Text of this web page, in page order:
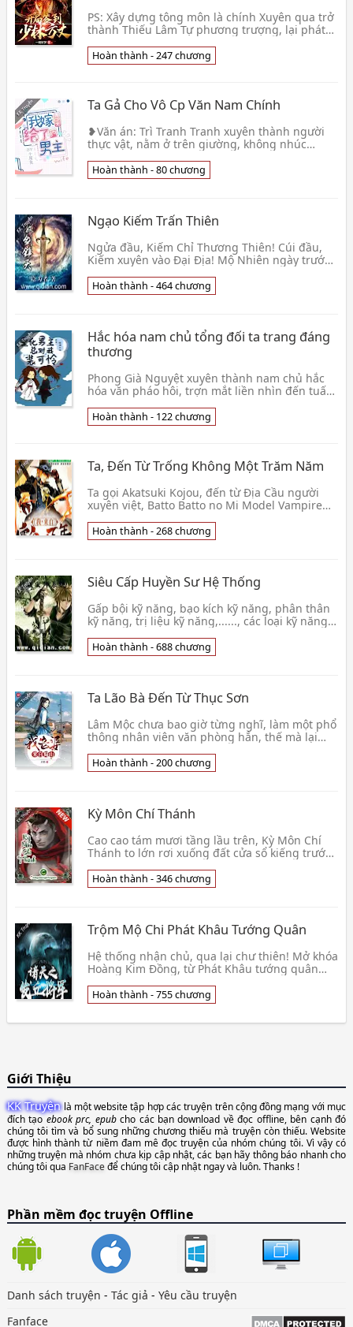
PS: Xây dựng tông môn là chính Xuyên qua trở
thành Thiếu Lâm Tự phương trượng, lại phát
Thừa👦 Nhất Triều Hảo Mộng
Hoàn thành - 247 chương
Ta Gả Cho Vô Cp Văn Nam Chính
❥Văn án: Trì Tranh Tranh xuyên thành người
thực vật, nằm ở trên giường, không nhúc
tiểu thuyết. .👦 Thập Vĩ Thố
Hoàn thành - 80 chương
Ngạo Kiếm Trấn Thiên
Ngửa đầu, Kiếm Chỉ Thương Thiên! Cúi đầu,
Kiếm xuyên vào Đại Địa! Mộ Nhiên ngày trước,
Thiên Hạ, c👦 Ẩn Vi Giả
Hoàn thành - 464 chương
Hắc hóa nam chủ tổng đối ta trang đáng
thương
Phong Già Nguyệt xuyên thành nam chủ hắc
hóa văn pháo hôi, trợn mắt liền nhìn đến tuấn
Nàng còn b👦 Điềm Tửu Bán Biên
Hoàn thành - 122 chương
Ta, Đến Từ Trống Không Một Trăm Năm
Ta gọi Akatsuki Kojou, đến từ Địa Cầu người
xuyên việt, Batto Batto no Mi Model Vampire
Hougyok👦 Bất Nhị Tặc
Hoàn thành - 268 chương
Siêu Cấp Huyền Sư Hệ Thống
Gấp bội kỹ năng, bạo kích kỹ năng, phân thân
kỹ năng, trị liệu kỹ năng,......, các loại kỹ năng
👦 Đỉnh Định Cửu Thiên
Hoàn thành - 688 chương
Ta Lão Bà Đến Từ Thục Sơn
Lâm Mộc chưa bao giờ từng nghĩ, làm một phổ
thông nhân viên văn phòng hắn, thế mà lại
tự xưng 👦 Quang Ảnh
Hoàn thành - 200 chương
Kỳ Môn Chí Thánh
Cao cao tám mươi tầng lầu trên, Kỳ Môn Chí
Thánh to lớn rơi xuống đất cửa sổ kiếng trước,
đứng ở👦 Thái Sư Nga Bạch
Hoàn thành - 346 chương
Trộm Mộ Chi Phát Khâu Tướng Quân
Hệ thống nhận chủ, qua lại chư thiên! Mở khóa
Hoàng Kim Đồng, từ Phát Khâu tướng quân
điện dưới lò👦 Mặc Trì Dũng Tuyền
Hoàn thành - 755 chương
Giới Thiệu
KK Truyệnlà một website tập hợp các truyện trên cộng đồng mạng với mục
đích tạoebook prc, epubcho các bạn download về đọc offline, bên cạnh đó
chúng tôi tìm và bổ sung những chương thiếu mà truyện còn thiếu. Website
được hình thành từ niềm đam mê đọc truyện của nhóm chúng tôi. Vì vậy có
những truyện mà nhóm chưa kịp cập nhật, các bạn hãy thông báo nhanh cho
chúng tôi qua FanFaceđể chúng tôi cập nhật ngay và luôn. Thanks !
Phần mềm đọc truyện Offline
Danh sách truyện - Tác giả - Yêu cầu truyện
Fanface